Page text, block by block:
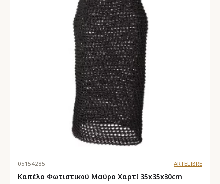
05154285 ARTELIBRE
Καπέλο Φωτιστικού Μαύρο Χαρτί 35x35x80cm